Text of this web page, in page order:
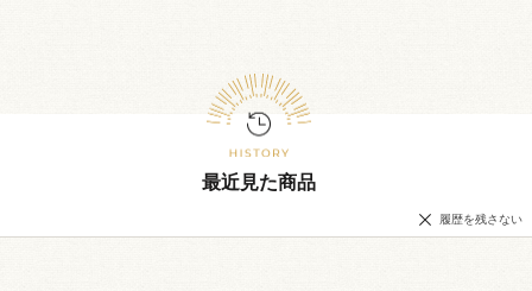
最近見た商品
履歴を残さない